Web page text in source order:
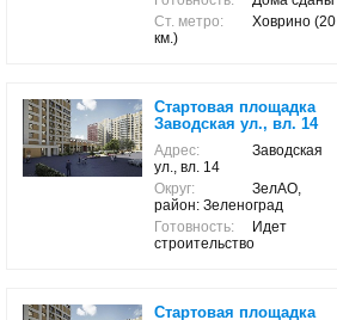
Ст. метро:
Ховрино (20
км.)
Стартовая площадка
Заводская ул., вл. 14
Адрес:
Заводская
ул., вл. 14
Округ:
ЗелАО,
район: Зеленоград
Готовность:
Идет
строительство
Стартовая площадка